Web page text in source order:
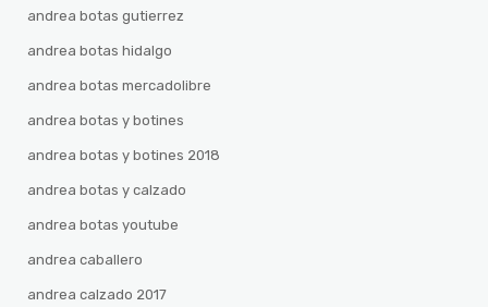
andrea botas gutierrez
andrea botas hidalgo
andrea botas mercadolibre
andrea botas y botines
andrea botas y botines 2018
andrea botas y calzado
andrea botas youtube
andrea caballero
andrea calzado 2017